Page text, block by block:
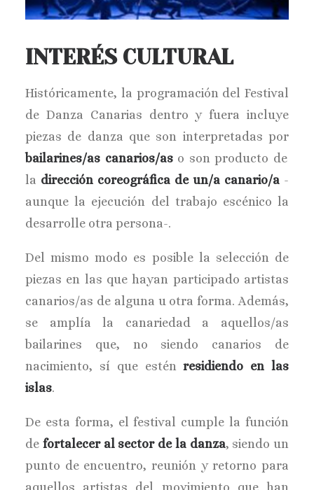
INTERÉS CULTURAL
Históricamente, la programación del Festival
de Danza Canarias dentro y fuera incluye
piezas de danza que son interpretadas por
bailarines/as canarios/aso son producto de
la dirección coreográfica de un/a canario/a -
aunque la ejecución del trabajo escénico la
desarrolle otra persona-.
Del mismo modo es posible la selección de
piezas en las que hayan participado artistas
canarios/as de alguna u otra forma. Además,
se amplía la canariedad a aquellos/as
bailarines que, no siendo canarios de
nacimiento, sí que esténresidiendo en las
islas.
De esta forma, el festival cumple la función
de fortalecer al sector de la danza, siendo un
punto de encuentro, reunión y retorno para
aquellos artistas del movimiento que han